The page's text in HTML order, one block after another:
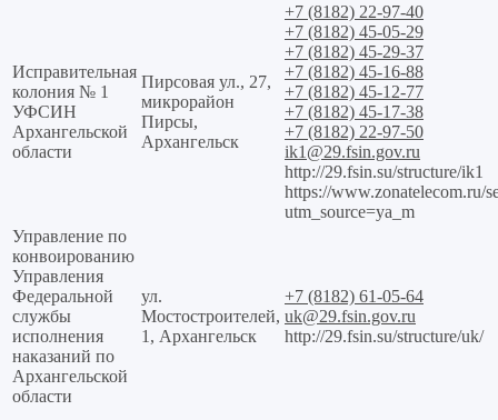
Исправительная
колония № 1
УФСИН
Архангельской
области
Пирсовая ул., 27,
микрорайон
Пирсы,
Архангельск
+7 (8182) 22-97-40
+7 (8182) 45-05-29
+7 (8182) 45-29-37
+7 (8182) 45-16-88
+7 (8182) 45-12-77
+7 (8182) 45-17-38
+7 (8182) 22-97-50
ik1@29.fsin.gov.ru
http://29.fsin.su/structure/ik1
https://www.zonatelecom.ru/
utm_source=ya_m
Управление по
конвоированию
Управления
Федеральной
службы
исполнения
наказаний по
Архангельской
области
ул.
Мостостроителей,
1, Архангельск
+7 (8182) 61-05-64
uk@29.fsin.gov.ru
http://29.fsin.su/structure/uk/